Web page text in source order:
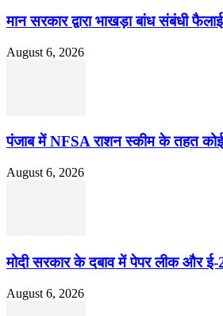
मान सरकार द्वारा भाखड़ा बांध संबंधी
August 6, 2026
पंजाब में NFSA राशन स्कीम के तहत कोई
August 6, 2026
मोदी सरकार के दबाव में पेपर लीक और
August 6, 2026